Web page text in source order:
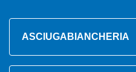
ASCIUGABIANCHERIA